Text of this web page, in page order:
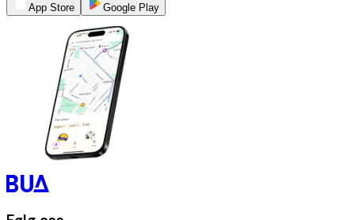
App Store Google Play